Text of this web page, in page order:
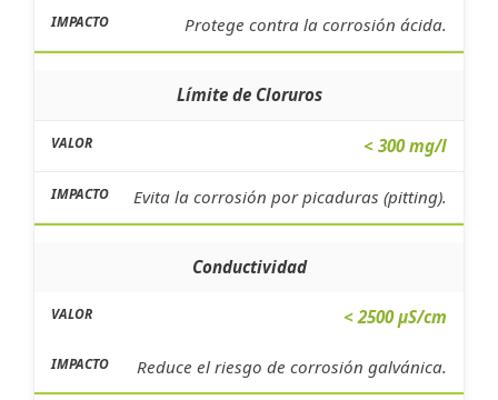
Protege contra la corrosión ácida.
Límite de Cloruros
< 300 mg/l
Evita la corrosión por picaduras (pitting).
Conductividad
< 2500 µS/cm
Reduce el riesgo de corrosión galvánica.